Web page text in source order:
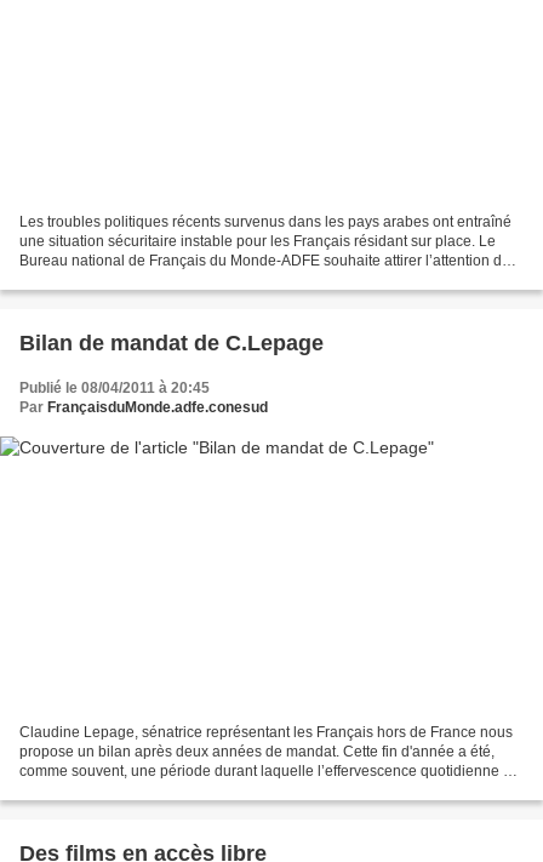
Les troubles politiques récents survenus dans les pays arabes ont entraîné
une situation sécuritaire instable pour les Français résidant sur place. Le
Bureau national de Français du Monde-ADFE souhaite attirer l’attention du
Bilan de mandat de C.Lepage
Publié le 08/04/2011 à 20:45
Par FrançaisduMonde.adfe.conesud
Claudine Lepage, sénatrice représentant les Français hors de France nous
propose un bilan après deux années de mandat. Cette fin d'année a été,
comme souvent, une période durant laquelle l’effervescence quotidienne et
Des films en accès libre